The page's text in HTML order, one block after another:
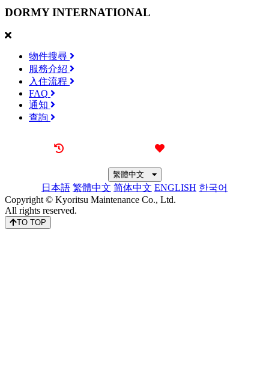
DORMY INTERNATIONAL
物件搜尋
服務介紹
入住流程
FAQ
通知
查詢
繁體中文
日本語 繁體中文 简体中文 ENGLISH 한국어
Copyright © Kyoritsu Maintenance Co., Ltd.
All rights reserved.
TO TOP